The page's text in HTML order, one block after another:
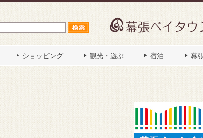
ショッピング 観光・遊ぶ 宿泊 幕